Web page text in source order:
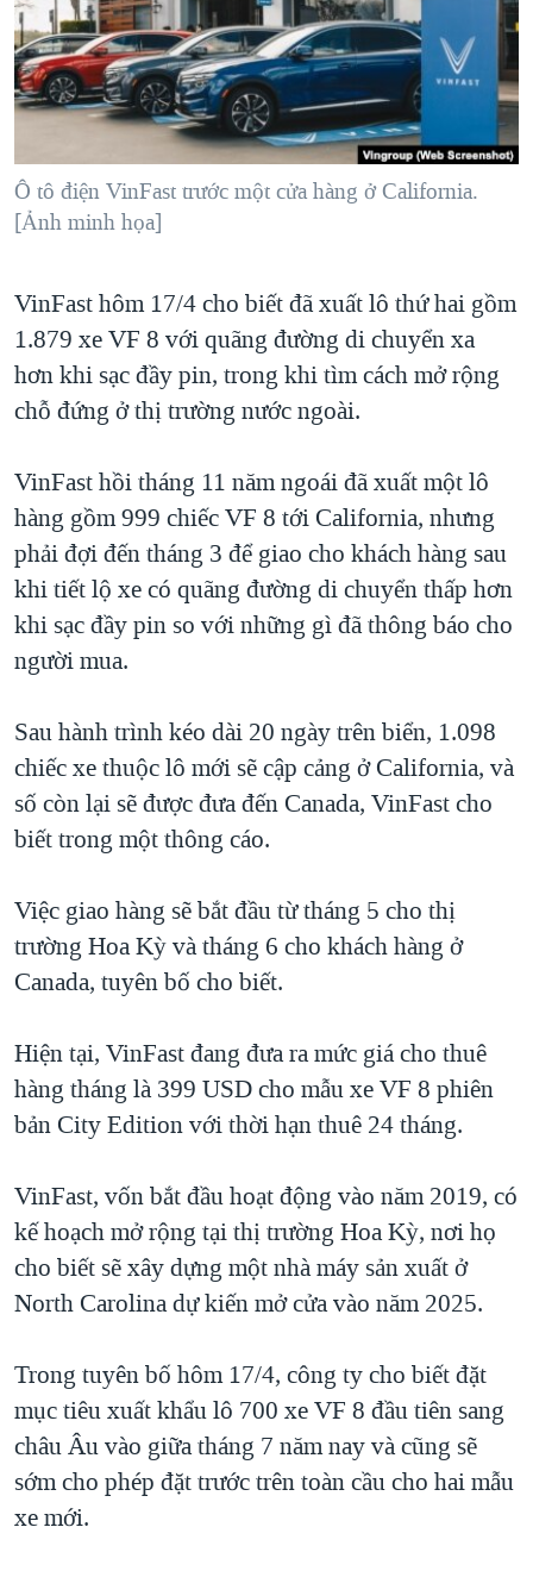
"Tìm"NGƯỜI VIỆT HẢI NGOẠI
ĐỜI SỐNG
KINH TẾ
SỨC KHOẺ
TẠI
HÀNH TRÌNH BẦU CỬ 2024
MỘT NĂM CHIẾN TRANH TẠI DẢI GAZA
GIẢI MÃ VÀNH ĐAI & CON ĐƯỜNG
TRỊNH VĨNH BÌNH - NGƯỜI HẠ 'BÊN THẮNG CUỘC'
CHI PHÍ CHIẾN TRANH AFGHANISTAN
CÁC GIÁ TRỊ CỘNG HÒA Ở VIỆT NAM
THƯỢNG ĐỈNH TRUMP-KIM TẠI VIỆT NAM
NGƯ DÂN VIỆT VÀ LÀN SÓNG TRỘM HẢI SÂM
BÊN KIA QUỐC LỘ: TIẾNG VỌNG TỪ NÔNG THÔN MỸ
QUAN HỆ VIỆT MỸ
VIDEO
NGHE
MẠNG XÃ HỘI
Ngôn ngữ khác
Ô tô điện VinFast trước một cửa hàng ở California.
[Ảnh minh họa]
VinFast hôm 17/4 cho biết đã xuất lô thứ hai gồm
1.879 xe VF 8 với quãng đường di chuyển xa
hơn khi sạc đầy pin, trong khi tìm cách mở rộng
chỗ đứng ở thị trường nước ngoài.
VinFast hồi tháng 11 năm ngoái đã xuất một lô
hàng gồm 999 chiếc VF 8 tới California, nhưng
phải đợi đến tháng 3 để giao cho khách hàng sau
khi tiết lộ xe có quãng đường di chuyển thấp hơn
khi sạc đầy pin so với những gì đã thông báo cho
người mua.
Sau hành trình kéo dài 20 ngày trên biển, 1.098
chiếc xe thuộc lô mới sẽ cập cảng ở California, và
số còn lại sẽ được đưa đến Canada, VinFast cho
biết trong một thông cáo.
Việc giao hàng sẽ bắt đầu từ tháng 5 cho thị
trường Hoa Kỳ và tháng 6 cho khách hàng ở
Canada, tuyên bố cho biết.
Hiện tại, VinFast đang đưa ra mức giá cho thuê
hàng tháng là 399 USD cho mẫu xe VF 8 phiên
bản City Edition với thời hạn thuê 24 tháng.
VinFast, vốn bắt đầu hoạt động vào năm 2019, có
kế hoạch mở rộng tại thị trường Hoa Kỳ, nơi họ
cho biết sẽ xây dựng một nhà máy sản xuất ở
North Carolina dự kiến mở cửa vào năm 2025.
Trong tuyên bố hôm 17/4, công ty cho biết đặt
mục tiêu xuất khẩu lô 700 xe VF 8 đầu tiên sang
châu Âu vào giữa tháng 7 năm nay và cũng sẽ
sớm cho phép đặt trước trên toàn cầu cho hai mẫu
xe mới.